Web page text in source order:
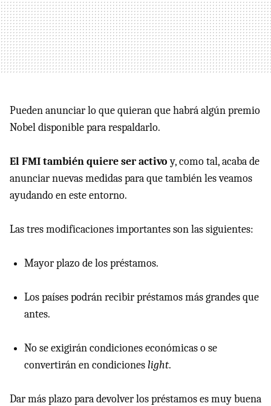
Pueden anunciar lo que quieran que habrá algún premio
Nobel disponible para respaldarlo.
ElFMItambién quiere ser activoy, como tal, acaba de
anunciar nuevas medidas para que también les veamos
ayudando en este entorno.
Las tres modificaciones importantes son las siguientes:
Mayor plazo de los préstamos.
Los países podrán recibir préstamos más grandes que
antes.
No se exigirán condiciones económicas o se
convertirán en condicioneslight.
Dar más plazo para devolver los préstamos es muy buena